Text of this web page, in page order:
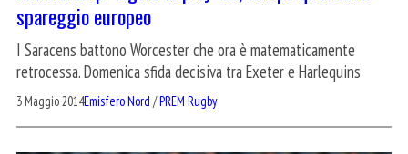
spareggio europeo
I Saracens battono Worcester che ora è matematicamente
retrocessa. Domenica sfida decisiva tra Exeter e Harlequins
3 Maggio 2014Emisfero Nord /PREM Rugby